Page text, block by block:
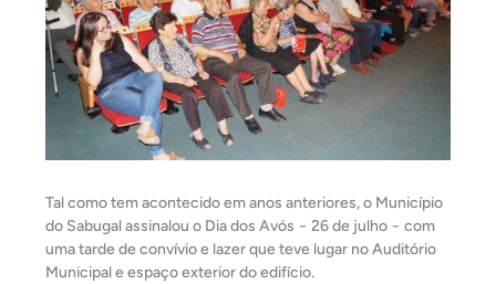
Tal como tem acontecido em anos anteriores, o Município
do Sabugal assinalou o Dia dos Avós − 26 de julho − com
uma tarde de convívio e lazer que teve lugar no Auditório
Municipal e espaço exterior do edifício.